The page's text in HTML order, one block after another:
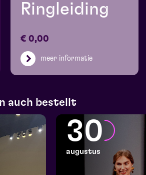
Ringleiding
€ 0,00
meer informatie
auch bestellt
30
augustus